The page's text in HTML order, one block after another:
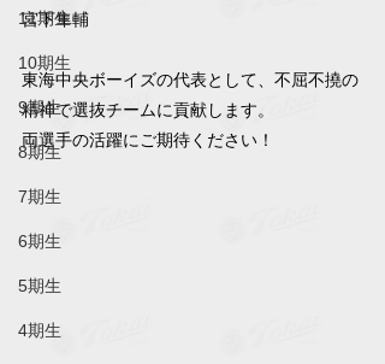
11期生
10期生
9期生
8期生
7期生
6期生
5期生
4期生
宮下隼輔
東海中央ボーイズの代表として、不屈不撓の
精神で選抜チームに貢献します。
両選手の活躍にご期待ください！